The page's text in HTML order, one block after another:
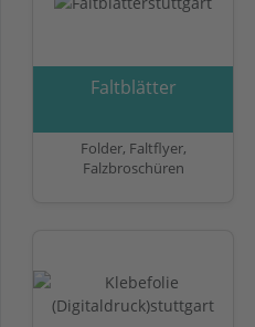
Faltblätter
Folder, Faltflyer,
Falzbroschüren